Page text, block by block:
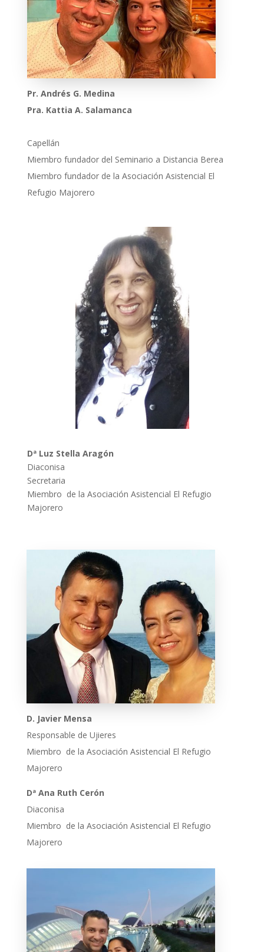
Pr. Andrés G. Medina
Pra. Kattia A. Salamanca
Capellán
Miembro fundador del Seminario a Distancia Berea
Miembro fundador de la Asociación Asistencial El
Refugio Majorero
Dª Luz Stella Aragón
Diaconisa
Secretaria
Miembro de la Asociación Asistencial El Refugio
Majorero
D. Javier Mensa
Responsable de Ujieres
Miembro de la Asociación Asistencial El Refugio
Majorero
Dª Ana Ruth Cerón
Diaconisa
Miembro de la Asociación Asistencial El Refugio
Majorero